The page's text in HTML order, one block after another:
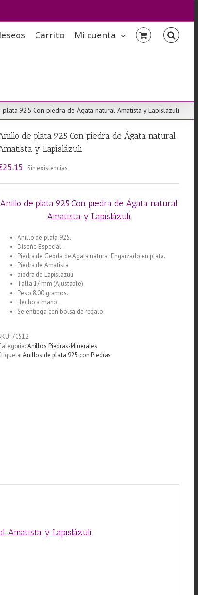
Carrito Mi cuenta
925 Con piedra de Ágata natural Amatista y Lapislázuli
de plata 925 Con piedra de Ágata natural
y Lapislázuli
25.15 Sin existencias
Anillo de plata 925 Con piedra de Ágata natural
Amatista y Lapislázuli
Anillo de plata 925.
Diseño Especial.
Piedra de Geoda de Agata natural Engarzado en plata.
Piedra de Amatista
piedra de Lapislázuli
Talla 17 mm (Ajustable).
Peso 8.00 gramos.
Hecho a mano.
Se entrega con bolsa de regalo.
70512
Anillos Piedras-Minerales
Anillos de plata 925 con Piedras
Amatista y Lapislázuli